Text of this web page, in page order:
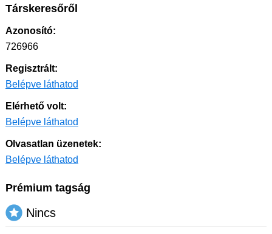
Társkeresőről
Azonosító:
726966
Regisztrált:
Belépve láthatod
Elérhető volt:
Belépve láthatod
Olvasatlan üzenetek:
Belépve láthatod
Prémium tagság
Nincs